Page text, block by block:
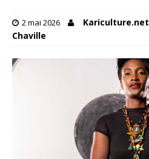
2 mai 2026 Kariculture.net
Chaville